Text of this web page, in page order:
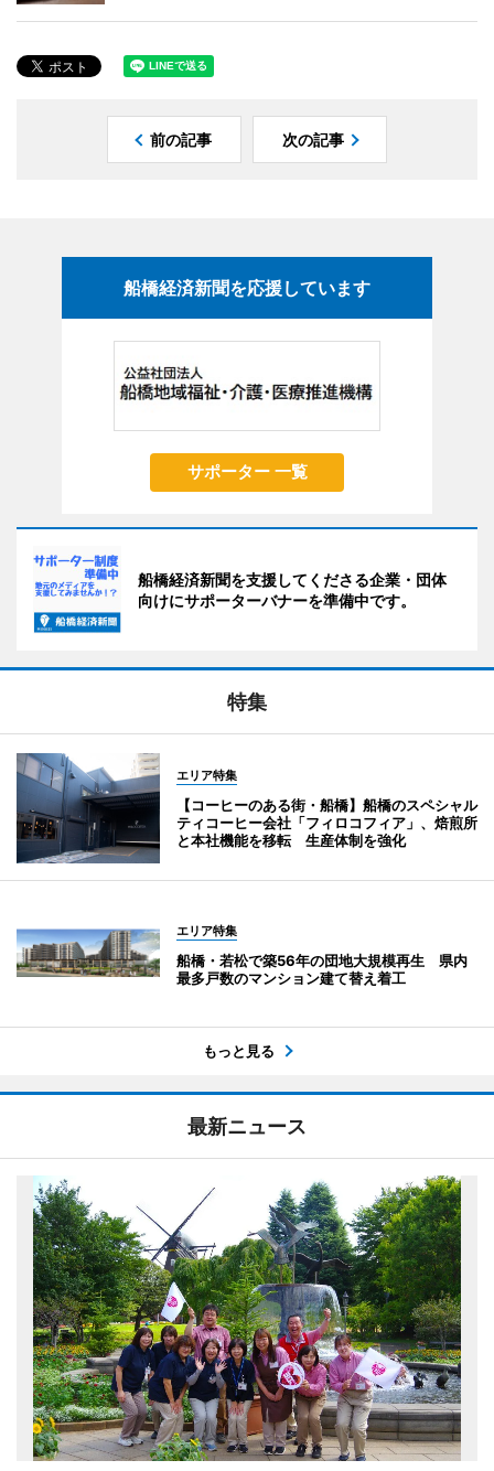
前の記事 次の記事
船橋経済新聞を応援しています
サポーター 一覧
船橋経済新聞を支援してくださる企業・団体
向けにサポーターバナーを準備中です。
特集
エリア特集
【コーヒーのある街・船橋】船橋のスペシャル
ティコーヒー会社「フィロコフィア」、焙煎所
と本社機能を移転 生産体制を強化
エリア特集
船橋・若松で築56年の団地大規模再生 県内
最多戸数のマンション建て替え着工
もっと見る
最新ニュース